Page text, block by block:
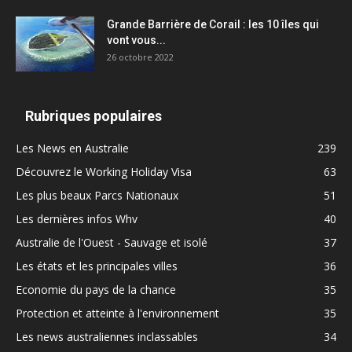
Grande Barrière de Corail : les 10 îles qui
vont vous...
26 octobre 2022
Rubriques populaires
Les News en Australie
239
Découvrez le Working Holiday Visa
63
Les plus beaux Parcs Nationaux
51
Les dernières infos Whv
40
Australie de l'Ouest - Sauvage et isolé
37
Les états et les principales villes
36
Economie du pays de la chance
35
Protection et atteinte à l'environnement
35
Les news australiennes inclassables
34